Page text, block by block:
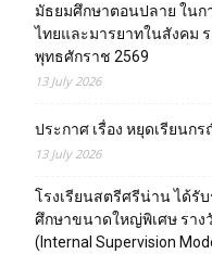
มัธยมศึกษาตอนปลาย ใน
ไทยและมารยาทในสังคม
พุทธศักราช 2569
13 July 2026
ประกาศ เรื่อง หยุดเรียนก
13 July 2026
โรงเรียนสตรีศรีน่าน ได้รั
ศึกษาขนาดใหญ่พิเศษ รา
(Internal Supervision